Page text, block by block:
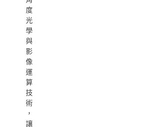
度
光
學
與
影
像
運
算
技
術
，
讓